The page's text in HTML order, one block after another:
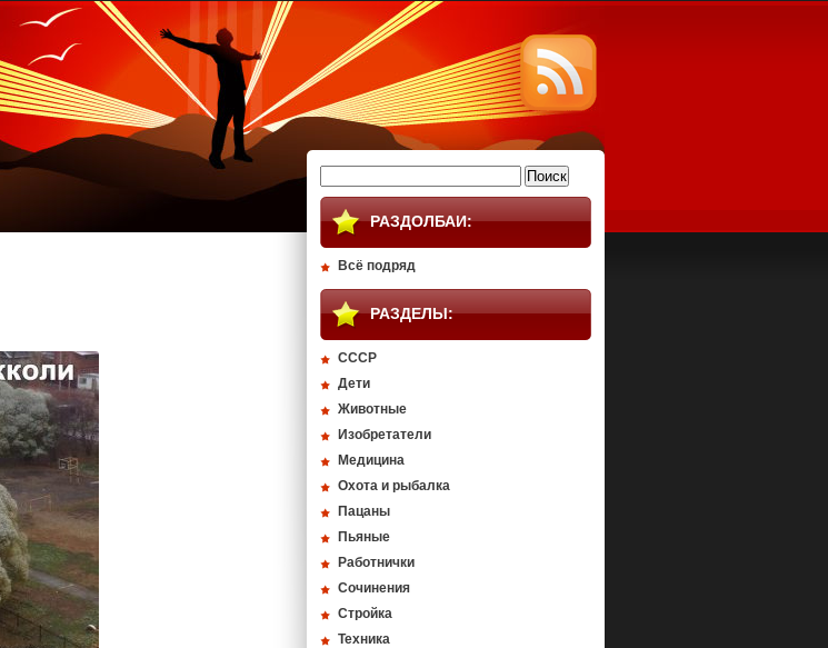
РАЗДОЛБАИ:
Всё подряд
РАЗДЕЛЫ:
СССР
Дети
Животные
Изобретатели
Медицина
Охота и рыбалка
Пацаны
Пьяные
Работнички
Сочинения
Стройка
Техника